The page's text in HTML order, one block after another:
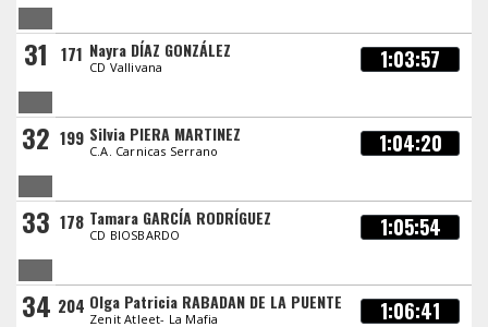
31 171 Nayra DÍAZ GONZÁLEZ
CD Vallivana 1:03:57
32 199 Silvia PIERA MARTINEZ
C.A. Carnicas Serrano 1:04:20
33 178 Tamara GARCÍA RODRÍGUEZ
CD BIOSBARDO 1:05:54
34 204 Olga Patricia RABADAN DE LA PUENTE
Zenit Atleet- La Mafia 1:06:41